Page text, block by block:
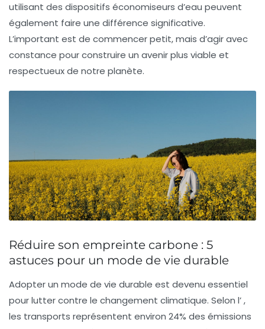
utilisant des dispositifs économiseurs d’eau peuvent
également faire une différence significative.
L’important est de commencer petit, mais d’agir avec
constance pour construire un avenir plus viable et
respectueux de notre planète.
Réduire son empreinte carbone : 5
astuces pour un mode de vie durable
Adopter un mode de vie durable est devenu essentiel
pour lutter contre le changement climatique. Selon l’,
les transports représentent environ 24% des émissions